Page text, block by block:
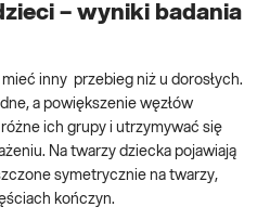
– wyniki badania
inny przebieg niż u dorosłych.
a powiększenie węzłów
ich grupy i utrzymywać się
Na twarzy dziecka pojawiają
symetrycznie na twarzy,
kończyn.